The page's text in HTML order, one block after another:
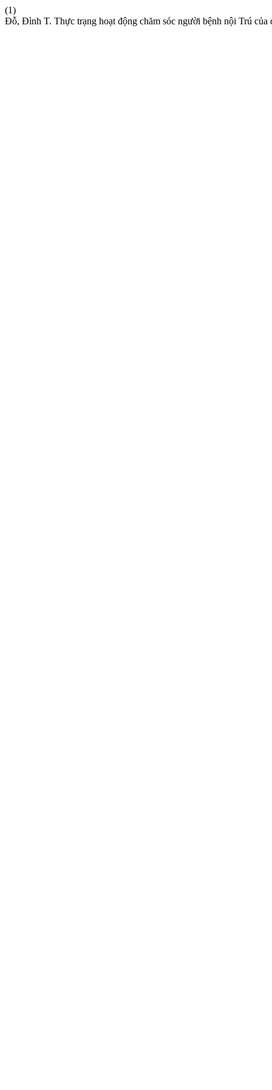
(1)
Đỗ, Đình T. Thực trạng hoạt động chăm sóc người bệnh nội Trú